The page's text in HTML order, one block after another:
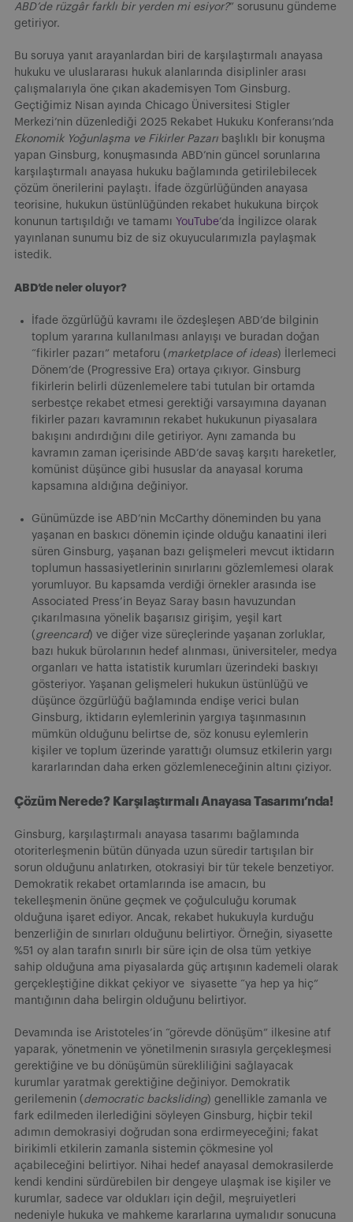
ABD’de rüzgâr farklı bir yerden mi esiyor?” sorusunu gündeme
getiriyor.
Bu soruya yanıt arayanlardan biri de karşılaştırmalı anayasa
hukuku ve uluslararası hukuk alanlarında disiplinler arası
çalışmalarıyla öne çıkan akademisyen Tom Ginsburg.
Geçtiğimiz Nisan ayında Chicago Üniversitesi Stigler
Merkezi’nin düzenlediği 2025 Rekabet Hukuku Konferansı’nda
Ekonomik Yoğunlaşma ve Fikirler Pazarı başlıklı bir konuşma
yapan Ginsburg, konuşmasında ABD’nin güncel sorunlarına
karşılaştırmalı anayasa hukuku bağlamında getirilebilecek
çözüm önerilerini paylaştı. İfade özgürlüğünden anayasa
teorisine, hukukun üstünlüğünden rekabet hukukuna birçok
konunun tartışıldığı ve tamamı YouTube’da İngilizce olarak
yayınlanan sunumu biz de siz okuyucularımızla paylaşmak
istedik.
ABD’de neler oluyor?
İfade özgürlüğü kavramı ile özdeşleşen ABD’de bilginin
toplum yararına kullanılması anlayışı ve buradan doğan
“fikirler pazarı” metaforu (marketplace of ideas) İlerlemeci
Dönem’de (Progressive Era) ortaya çıkıyor. Ginsburg
fikirlerin belirli düzenlemelere tabi tutulan bir ortamda
serbestçe rekabet etmesi gerektiği varsayımına dayanan
fikirler pazarı kavramının rekabet hukukunun piyasalara
bakışını andırdığını dile getiriyor. Aynı zamanda bu
kavramın zaman içerisinde ABD’de savaş karşıtı hareketler,
komünist düşünce gibi hususlar da anayasal koruma
kapsamına aldığına değiniyor.
Günümüzde ise ABD’nin McCarthy döneminden bu yana
yaşanan en baskıcı dönemin içinde olduğu kanaatini ileri
süren Ginsburg, yaşanan bazı gelişmeleri mevcut iktidarın
toplumun hassasiyetlerinin sınırlarını gözlemlemesi olarak
yorumluyor. Bu kapsamda verdiği örnekler arasında ise
Associated Press’in Beyaz Saray basın havuzundan
çıkarılmasına yönelik başarısız girişim, yeşil kart
(greencard) ve diğer vize süreçlerinde yaşanan zorluklar,
bazı hukuk bürolarının hedef alınması, üniversiteler, medya
organları ve hatta istatistik kurumları üzerindeki baskıyı
gösteriyor. Yaşanan gelişmeleri hukukun üstünlüğü ve
düşünce özgürlüğü bağlamında endişe verici bulan
Ginsburg, iktidarın eylemlerinin yargıya taşınmasının
mümkün olduğunu belirtse de, söz konusu eylemlerin
kişiler ve toplum üzerinde yarattığı olumsuz etkilerin yargı
kararlarından daha erken gözlemleneceğinin altını çiziyor.
Çözüm Nerede? Karşılaştırmalı Anayasa Tasarımı’nda!
Ginsburg, karşılaştırmalı anayasa tasarımı bağlamında
otoriterleşmenin bütün dünyada uzun süredir tartışılan bir
sorun olduğunu anlatırken, otokrasiyi bir tür tekele benzetiyor.
Demokratik rekabet ortamlarında ise amacın, bu
tekelleşmenin önüne geçmek ve çoğulculuğu korumak
olduğuna işaret ediyor. Ancak, rekabet hukukuyla kurduğu
benzerliğin de sınırları olduğunu belirtiyor. Örneğin, siyasette
%51 oy alan tarafın sınırlı bir süre için de olsa tüm yetkiye
sahip olduğuna ama piyasalarda güç artışının kademeli olarak
gerçekleştiğine dikkat çekiyor ve siyasette “ya hep ya hiç”
mantığının daha belirgin olduğunu belirtiyor.
Devamında ise Aristoteles’in “görevde dönüşüm” ilkesine atıf
yaparak, yönetmenin ve yönetilmenin sırasıyla gerçekleşmesi
gerektiğine ve bu dönüşümün sürekliliğini sağlayacak
kurumlar yaratmak gerektiğine değiniyor. Demokratik
gerilemenin (democratic backsliding) genellikle zamanla ve
fark edilmeden ilerlediğini söyleyen Ginsburg, hiçbir tekil
adımın demokrasiyi doğrudan sona erdirmeyeceğini; fakat
birikimli etkilerin zamanla sistemin çökmesine yol
açabileceğini belirtiyor. Nihai hedef anayasal demokrasilerde
kendi kendini sürdürebilen bir dengeye ulaşmak ise kişiler ve
kurumlar, sadece var oldukları için değil, meşruiyetleri
nedeniyle hukuka ve mahkeme kararlarına uymalıdır sonucuna